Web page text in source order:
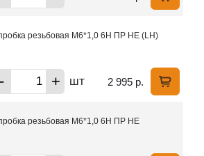
резьбовая М6*1,0 6Н ПР НЕ (LH)
- + шт 2 995 р.
резьбовая М6*1,0 6Н ПР НЕ